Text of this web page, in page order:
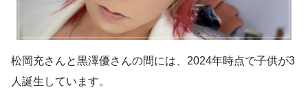
松岡充さんと黒澤優さんの間には、 2024年時点で子供が3
人誕生 しています。